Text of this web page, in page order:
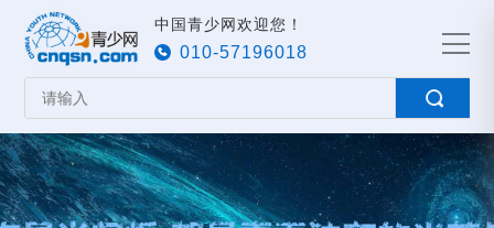
中国青少网欢迎您！
010-57196018